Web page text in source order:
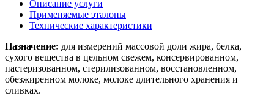
Описание услуги
Применяемые эталоны
Технические характеристики
Назначение: для измерений массовой доли жира, белка,
сухого вещества в цельном свежем, консервированном,
пастеризованном, стерилизованном, восстановленном,
обезжиренном молоке, молоке длительного хранения и
сливках.